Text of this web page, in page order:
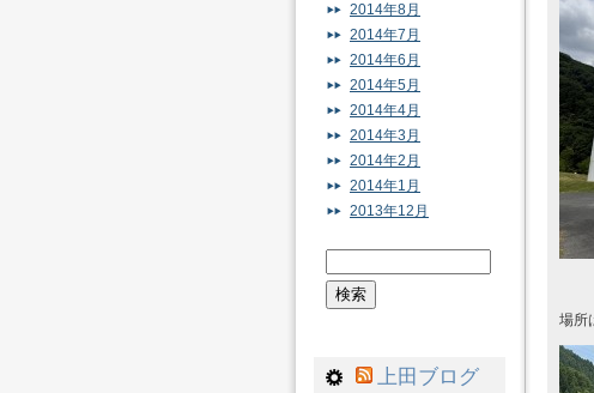
場所
2014年8月
2014年7月
2014年6月
2014年5月
2014年4月
2014年3月
2014年2月
2014年1月
2013年12月
上田ブログ